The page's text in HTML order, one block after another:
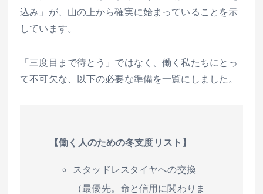
込み」が、山の上から確実に始まっていることを示
しています。
「三度目まで待とう」ではなく、働く私たちにとっ
て不可欠な、以下の必要な準備を一覧にしました。
【働く人のための冬支度リスト】
スタッドレスタイヤへの交換
（最優先。命と信用に関わりま